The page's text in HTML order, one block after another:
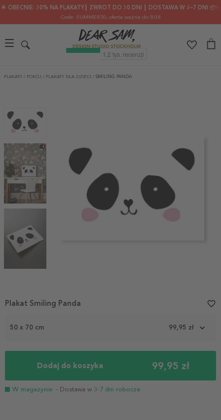
🌟 OBECNIE: 30% NA PLAKATY┃ ZWROT DO 30 DNI ┃ DOSTAWA W 2–7 DNI 📦✨
Code: SUMMER30, oferta ważna do 8.08
PLAKATY / POKÓJ / PLAKATY DLA DZIECI / SMILING PANDA
Item
50 x 70 cm 99,95 zł
Dodaj do koszyka 99,95 zł
W magazynie - Dostawa w 3-7 dni robocze
Plakat Smiling Panda favorite_border